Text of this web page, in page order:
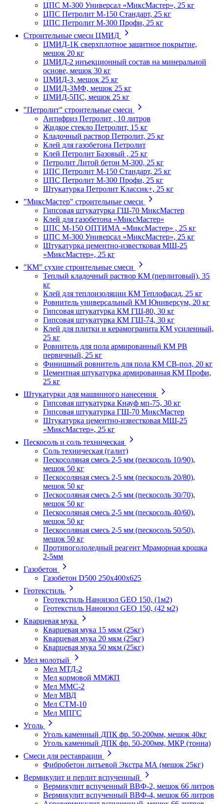
ЦПС М-300 Универсал «МиксМастер», 25 кг
ЦПС Петролит М-150 Стандарт, 25 кг
ЦПС Петролит М-300 Профи, 25 кг
Строительные смеси ЦМИД
ЦМИД-1К сверхплотное защитное покрытие,
мешок 20 кг
ЦМИД-2 инъекционный состав на минеральной
основе, мешок 30 кг
ЦМИД-3, мешок 25 кг
ЦМИД-3МФ, мешок 25 кг
ЦМИД-5ПС, мешок 25 кг
"Петролит" строительные смеси
Антифриз Петролит , 10 литров
Жидкое стекло Петролит, 15 кг
Кладочный раствор Петролит, 25 кг
Клей для газобетона Петролит
Клей Петролит Базовый , 25 кг
Петролит Литой бетон М-300, 25 кг
ЦПС Петролит М-150 Стандарт, 25 кг
ЦПС Петролит М-300 Профи, 25 кг
Штукатурка Петролит Классик+, 25 кг
"МиксМастер" строительные смеси
Гипсовая штукатурка ГШ-70 МиксМастер
Клей для газобетона «МиксМастер»
ЦПС М-150 ОПТИМА «МиксМастер» , 25 кг
ЦПС М-300 Универсал «МиксМастер», 25 кг
Штукатурка цементно-известковая МШ-25
«МиксМастер», 25 кг
"КМ" сухие строительные смеси
Теплый кладочный раствор КМ (перлитовый), 35
кг
Клей для теплоизоляции КМ Теплофасад, 25 кг
Ровнитель универсальный КМ Юниверсум, 20 кг
Гипсовая штукатурка КМ ГШ-80, 30 кг
Гипсовая штукатурка КМ ГШ-74, 30 кг
Клей для плитки и керамогранита КМ усиленный,
25 кг
Ровнитель для пола армированный КМ РВ
первичный, 25 кг
Финишный ровнитель для пола КМ СВ-пол, 20 кг
Цементная штукатурка армированная КМ Профи,
25 кг
Штукатурки для машинного нанесения
Гипсовая штукатурка Кнауф мп-75, 30 кг
Гипсовая штукатурка ГШ-70 МиксМастер
Штукатурка цементно-известковая МШ-25
«МиксМастер», 25 кг
Пескосоль и соль техническая
Соль техническая (галит)
Пескосоляная смесь 2-5 мм (пескосоль 10/90),
мешок 50 кг
Пескосоляная смесь 2-5 мм (пескосоль 20/80),
мешок 50 кг
Пескосоляная смесь 2-5 мм (пескосоль 30/70),
мешок 50 кг
Пескосоляная смесь 2-5 мм (пескосоль 40/60),
мешок 50 кг
Пескосоляная смесь 2-5 мм (пескосоль 50/50),
мешок 50 кг
Противогололедный реагент Мраморная крошка
2-5мм
Газобетон
Газобетон D500 250х400х625
Геотекстиль
Геотекстиль Наноизол GEO 150, (1м2)
Геотекстиль Наноизол GEO 150, (42 м2)
Кварцевая мука
Кварцевая мука 15 мкм (25кг)
Кварцевая мука 20 мкм (25кг)
Кварцевая мука 50 мкм (25кг)
Мел молотый
Мел МТД-2
Мел кормовой ММЖП
Мел ММС-2
Мел МВД
Мел СТМ-10
Мел МПГС
Уголь
Уголь каменный ДПК фр. 50-200мм, мешок 40кг
Уголь каменный ДПК фр. 50-200мм, МКР (тонна)
Смеси для реставрации
Фибробетон литьевой Экстра МА (мешок 25кг)
Вермикулит и перлит вспученный
Вермикулит вспученный ВВФ-2, мешок 66 литров
Вермикулит вспученный ВВФ-4, мешок 66 литров